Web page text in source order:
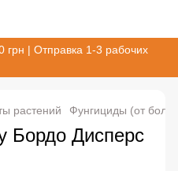
| Отправка 1-3 рабочих
растений Фунгициды (от
Бордо Дисперс